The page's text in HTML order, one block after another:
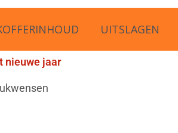
UITSLAGEN
nieuwe jaar